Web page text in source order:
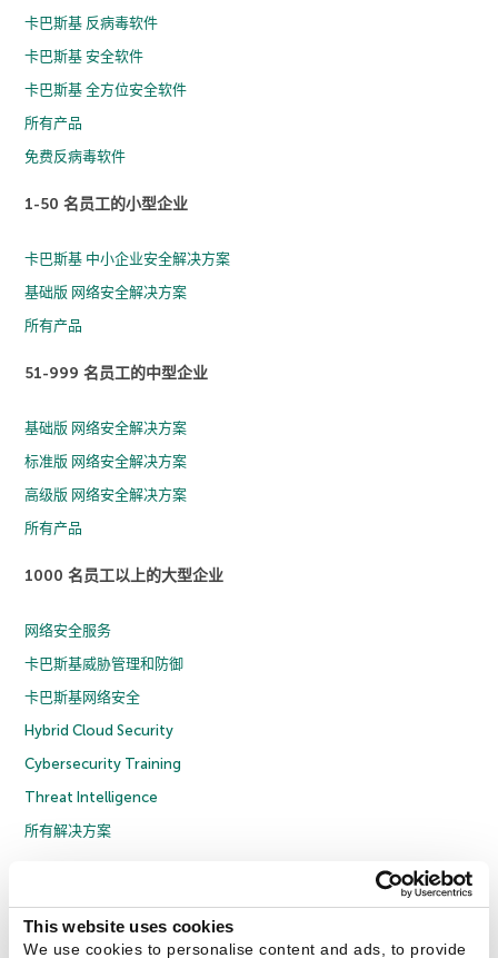
This website uses cookies
We use cookies to personalise content and ads, to provide
卡巴斯基 反病毒软件
卡巴斯基 安全软件
卡巴斯基 全方位安全软件
所有产品
免费反病毒软件
1-50 名员工的小型企业
卡巴斯基 中小企业安全解决方案
基础版 网络安全解决方案
所有产品
51-999 名员工的中型企业
基础版 网络安全解决方案
标准版 网络安全解决方案
高级版 网络安全解决方案
所有产品
1000 名员工以上的大型企业
网络安全服务
卡巴斯基威胁管理和防御
卡巴斯基网络安全
Hybrid Cloud Security
Cybersecurity Training
Threat Intelligence
所有解决方案
隐私策略
京ICP备12053225号
京公网安备 11010102001169号